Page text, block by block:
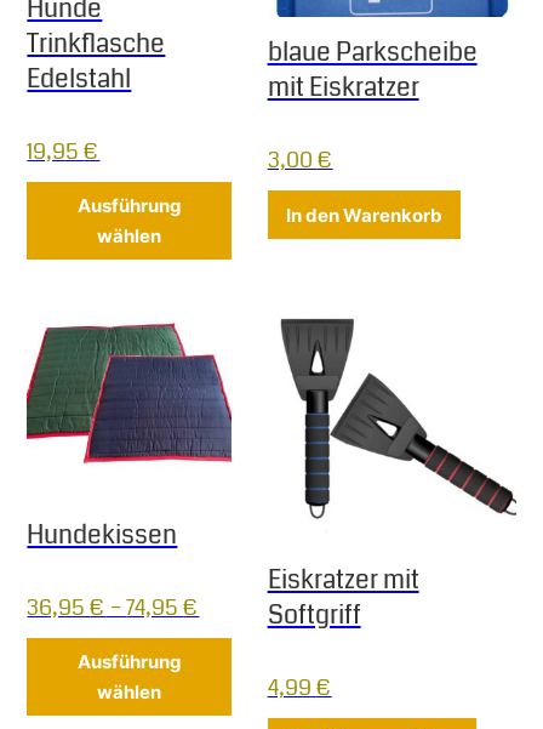
Hunde
Trinkflasche
Edelstahl
19,95€
Ausführung
wählen
Dieses Produkt weist mehrere
blaue Parkscheibe
mit Eiskratzer
3,00€
In den Warenkorb
Hundekissen
36,95€ –74,95€
Ausführung
wählen
Eiskratzer mit
Softgriff
4,99€